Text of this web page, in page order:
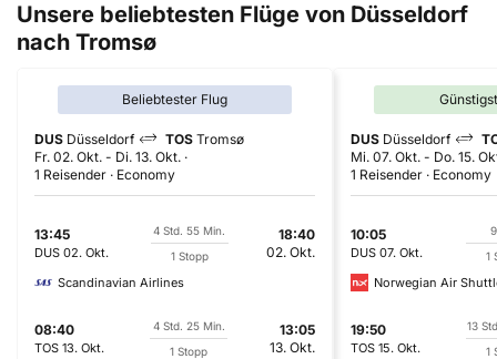
Unsere beliebtesten Flüge von Düsseldorf
nach Tromsø
Beliebtester Flug
DUS Düsseldorf TOS Tromsø
Fr. 02. Okt. - Di. 13. Okt.
1 Reisender
Economy
13:45
DUS 02. Okt.
4 Std. 55 Min.
1 Stopp
18:40
02. Okt.
Scandinavian Airlines
08:40
TOS 13. Okt.
4 Std. 25 Min.
1 Stopp
13:05
13. Okt.
DUS Düsseldorf
Mi. 07. Okt. - Do. 15.
1 Reisender
Economy
10:05
DUS 07. Okt.
1
Norwegian Air
19:50
TOS 15. Okt.
13
1